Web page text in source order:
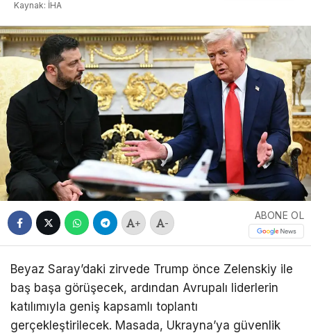
Kaynak: İHA
+ -
ABONE OL
Beyaz Saray’daki zirvede Trump önce Zelenskiy ile
baş başa görüşecek, ardından Avrupalı liderlerin
katılımıyla geniş kapsamlı toplantı
gerçekleştirilecek. Masada, Ukrayna’ya güvenlik